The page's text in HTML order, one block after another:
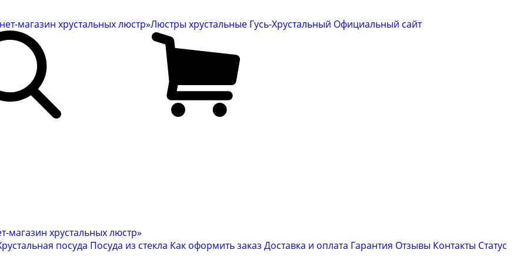
Люстры хрустальные Гусь-Хрустальный Официальный сайт
посуда Посуда из стекла Как оформить заказ Доставка и оплата Гарантия Отзывы Контакты Cтатус